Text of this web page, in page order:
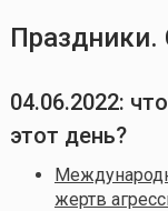
04.06.2022:
этот день?
жертв